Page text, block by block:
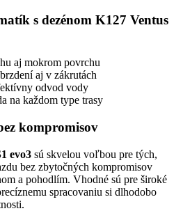
s dezénom K127 Ventus
aj mokrom povrchu
aj v zákrutách
odvod vody
na každom type trasy
kompromisov
evo3 sú skvelou voľbou pre tých,
bez zbytočných kompromisov
a pohodlím. Vhodné sú pre široké
spracovaniu si dlhodobo